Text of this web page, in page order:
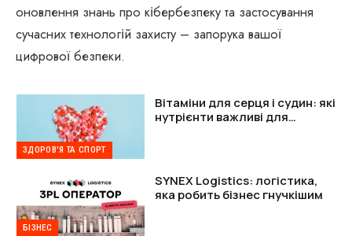
оновлення знань про кібербезпеку та застосування
сучасних технологій захисту – запорука вашої
цифрової безпеки.
ЗДОРОВ'Я ТА СПОРТ
Вітаміни для серця і судин: які
нутрієнти важливі для
БІЗНЕС
SYNEX Logistics: логістика,
яка робить бізнес гнучкішим